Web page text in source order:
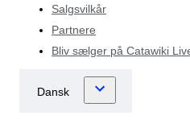
Salgsvilkår
Partnere
Bliv sælger på Catawiki